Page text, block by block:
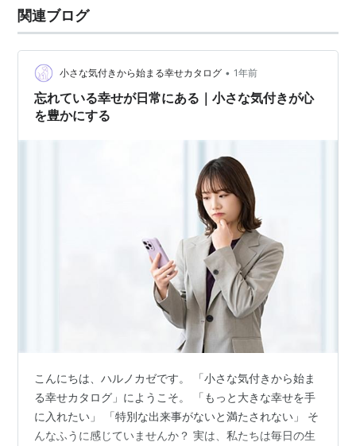
関連ブログ
小さな気付きから始まる幸せカタログ • 1年前
忘れている幸せが日常にある｜小さな気付きが心
を豊かにする
こんにちは、ハルノカゼです。 「小さな気付きから始ま
る幸せカタログ」にようこそ。 「もっと大きな幸せを手
に入れたい」 「特別な出来事がないと満たされない」 そ
んなふうに感じていませんか？ 実は、私たちは毎日の生